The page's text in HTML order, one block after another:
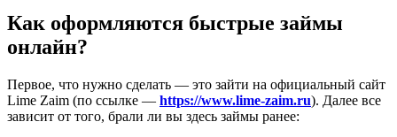
Как оформляются быстрые займы
онлайн?
Первое, что нужно сделать — это зайти на официальный сайт
Lime Zaim (по ссылке — https://www.lime-zaim.ru). Далее все
зависит от того, брали ли вы здесь займы ранее: